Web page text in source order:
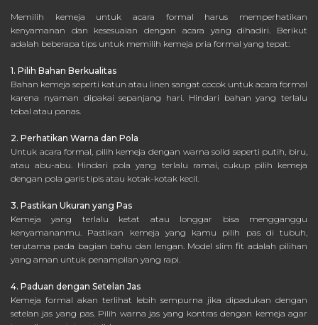
Memilih kemeja untuk acara formal harus memperhatikan
kenyamanan dan kesesuaian dengan acara yang dihadiri. Berikut
adalah beberapa tips untuk memilih kemeja pria formal yang tepat:
1. Pilih Bahan Berkualitas
Bahan kemeja seperti katun atau linen sangat cocok untuk acara formal
karena nyaman dipakai sepanjang hari. Hindari bahan yang terlalu
tebal atau panas.
2. Perhatikan Warna dan Pola
Untuk acara formal, pilih kemeja dengan warna solid seperti putih, biru,
atau abu-abu. Hindari pola yang terlalu ramai, cukup pilih kemeja
dengan pola garis tipis atau kotak-kotak kecil.
3. Pastikan Ukuran yang Pas
Kemeja yang terlalu ketat atau longgar bisa mengganggu
kenyamananmu. Pastikan kemeja yang kamu pilih pas di tubuh,
terutama pada bagian bahu dan lengan. Model slim fit adalah pilihan
yang aman untuk penampilan yang rapi.
4. Paduan dengan Setelan Jas
Kemeja formal akan terlihat lebih sempurna jika dipadukan dengan
setelan jas yang pas. Pilih warna jas yang kontras dengan kemeja agar